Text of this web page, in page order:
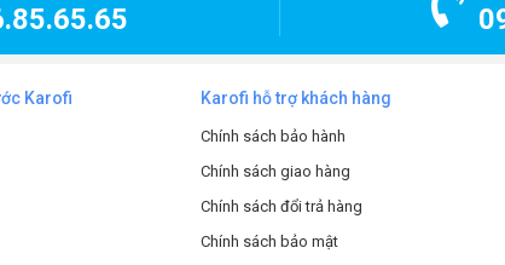
Karofi Karofi hỗ trợ khách hàng
Chính sách bảo hành
Chính sách giao hàng
Chính sách đổi trả hàng
Chính sách bảo mật